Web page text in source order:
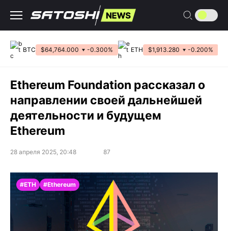
содержанию
BTC $64,764.000 -0.300% ETH $1,913.280 -0.200%
Ethereum Foundation рассказал о
направлении своей дальнейшей
деятельности и будущем
Ethereum
28 апреля 2025, 20:48 87
#ETH #Ethereum